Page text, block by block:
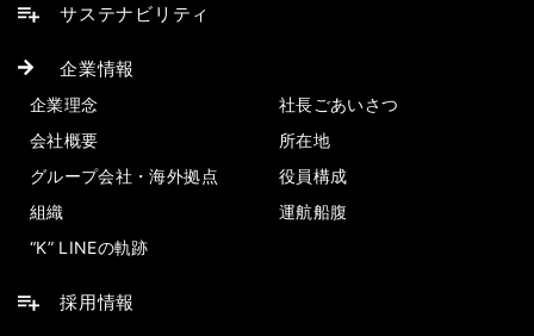
サステナビリティ
企業情報
企業理念
社長ごあいさつ
会社概要
所在地
グループ会社・海外拠点
役員構成
組織
運航船腹
“K” LINEの軌跡
採用情報